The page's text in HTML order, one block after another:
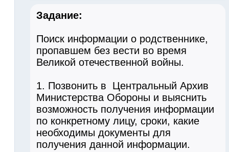
Задание:
Поиск информации о родственнике,
пропавшем без вести во время
Великой отечественной войны.
1. Позвонить в Центральный Архив
Министерства Обороны и выяснить
возможность получения информации
по конкретному лицу, сроки, какие
необходимы документы для
получения данной информации.